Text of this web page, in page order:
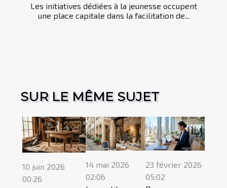
Les initiatives dédiées à la jeunesse occupent
une place capitale dans la facilitation de...
SUR LE MÊME SUJET
10 juin 2026
00:26
14 mai 2026
02:06
23 février 2026
05:02